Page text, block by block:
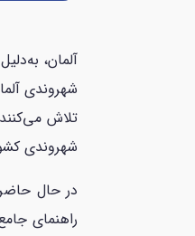
آلمان،
تلاش
شهروندی
در حال
راهنمای